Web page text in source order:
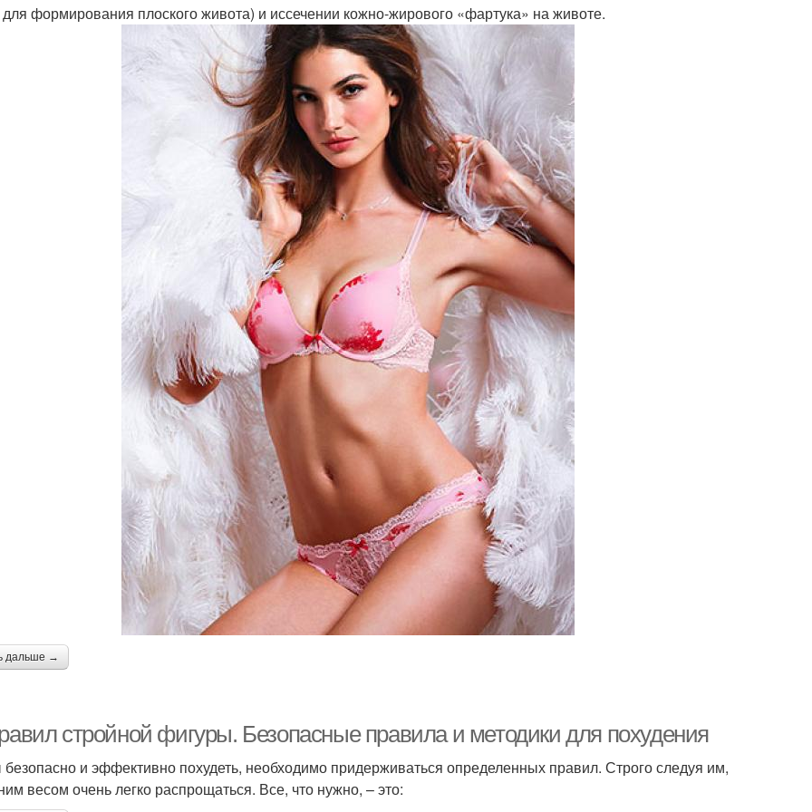
формирования плоского живота) и иссечении кожно-жирового «фартука» на животе.
дальше →
стройной фигуры. Безопасные правила и методики для похудения
и эффективно похудеть, необходимо придерживаться определенных правил. Строго следуя им,
весом очень легко распрощаться. Все, что нужно, – это: